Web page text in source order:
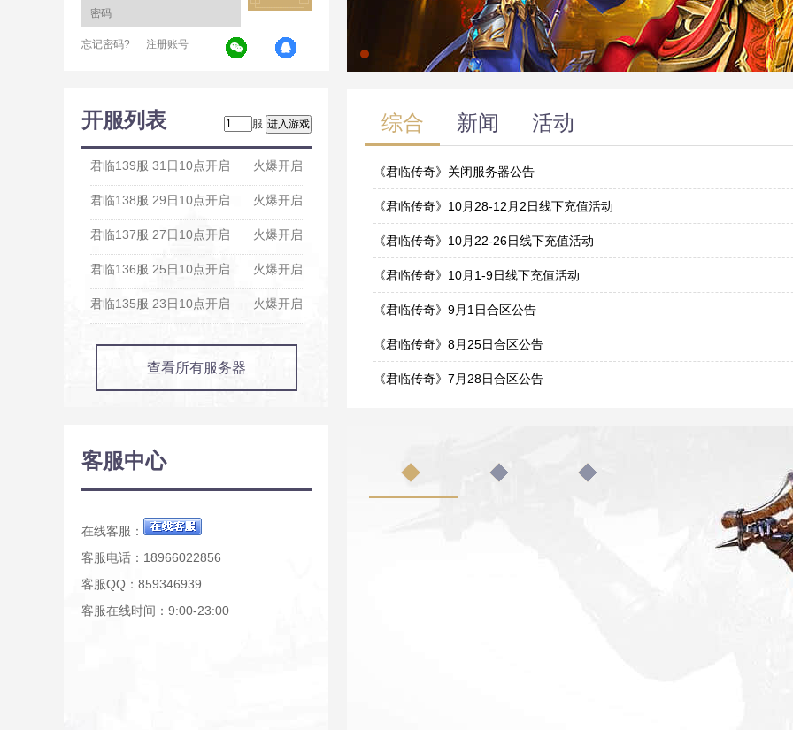
忘记密码? 注册账号
开服列表 服
火爆开启
君临139服 31日10点开启
火爆开启
君临138服 29日10点开启
火爆开启
君临137服 27日10点开启
火爆开启
君临136服 25日10点开启
火爆开启
君临135服 23日10点开启
查看所有服务器
客服中心
在线客服：
客服电话：18966022856
客服QQ：859346939
客服在线时间：9:00-23:00
综合 新闻 活动
《君临传奇》关闭服务器公告
01-31
《君临传奇》10月28-12月2日线下充值活动
10-27
《君临传奇》10月22-26日线下充值活动
10-22
《君临传奇》10月1-9日线下充值活动
10-01
《君临传奇》9月1日合区公告
08-31
《君临传奇》8月25日合区公告
08-24
《君临传奇》7月28日合区公告
《君临传奇》7月10-13日线下充值活动